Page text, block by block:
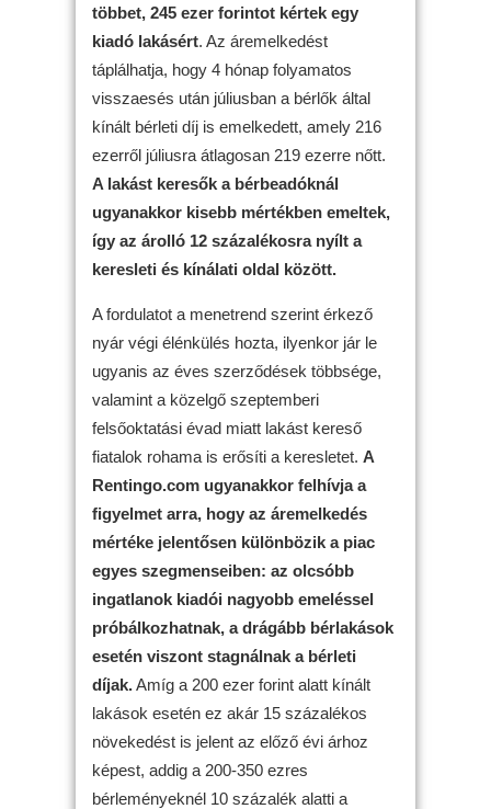
többet, 245 ezer forintot kértek egy
kiadó lakásért. Az áremelkedést
táplálhatja, hogy 4 hónap folyamatos
visszaesés után júliusban a bérlők által
kínált bérleti díj is emelkedett, amely 216
ezerről júliusra átlagosan 219 ezerre nőtt.
A lakást keresők a bérbeadóknál
ugyanakkor kisebb mértékben emeltek,
így az árolló 12 százalékosra nyílt a
keresleti és kínálati oldal között.
A fordulatot a menetrend szerint érkező
nyár végi élénkülés hozta, ilyenkor jár le
ugyanis az éves szerződések többsége,
valamint a közelgő szeptemberi
felsőoktatási évad miatt lakást kereső
fiatalok rohama is erősíti a keresletet. A
Rentingo.com ugyanakkor felhívja a
figyelmet arra, hogy az áremelkedés
mértéke jelentősen különbözik a piac
egyes szegmenseiben: az olcsóbb
ingatlanok kiadói nagyobb emeléssel
próbálkozhatnak, a drágább bérlakások
esetén viszont stagnálnak a bérleti
díjak.Amíg a 200 ezer forint alatt kínált
lakások esetén ez akár 15 százalékos
növekedést is jelent az előző évi árhoz
képest, addig a 200-350 ezres
bérleményeknél 10 százalék alatti a